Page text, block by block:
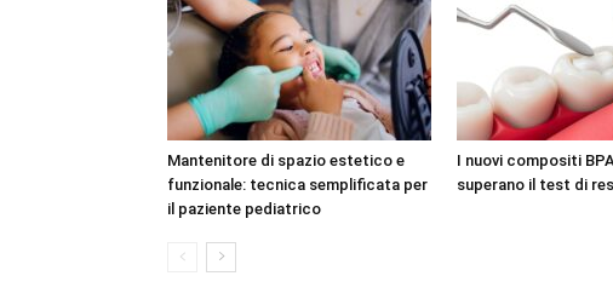
Mantenitore di spazio estetico e
funzionale: tecnica semplificata per
il paziente pediatrico
I nuovi compositi
superano il test di